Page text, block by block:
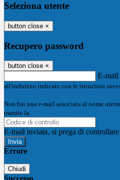
Seleziona utente
button close ×
Recupero password
button close ×
E-mail
all'indirizzo indicato con le istruzioni
Non hai una e-mail associata al nome
tramite la
E-mail inviata, si prega di
Errore
Chiudi